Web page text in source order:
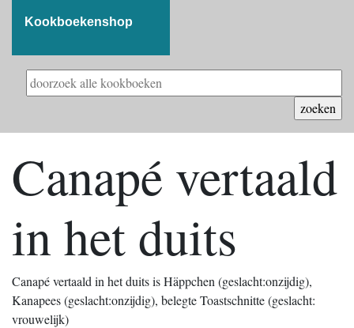
Kookboekenshop
Canapé vertaald
in het duits
Canapé vertaald in het duits is Häppchen (geslacht:onzijdig),
Kanapees (geslacht:onzijdig), belegte Toastschnitte (geslacht:
vrouwelijk)